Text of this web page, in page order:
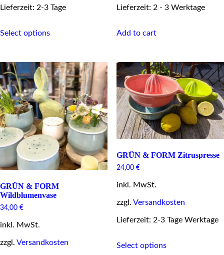
Lieferzeit: 2-3 Tage
Select optionsproduct
variants.
The
options
may
be
chosen
on
product
page
Lieferzeit: 2 - 3 Werktage
Add to cart
GRÜN & FORM
Wildblumenvase
34,00 €
inkl. MwSt.
zzgl. Versandkosten
GRÜN & FORM Zitruspresse
24,00 €
inkl. MwSt.
zzgl. Versandkosten
Lieferzeit: 2-3 Tage Werktage
Select optionsproduct